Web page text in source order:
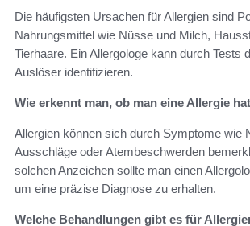
Die häufigsten Ursachen für Allergien sind
Nahrungsmittel wie Nüsse und Milch,
Tierhaare. Ein Allergologe kann durch Tests
Auslöser identifizieren.
Wie erkennt man, ob man eine Allergie
Allergien können sich durch Symptome wie
Ausschläge oder Atembeschwerden
solchen Anzeichen sollte man einen
um eine präzise Diagnose zu erhalten.
Welche Behandlungen gibt es für